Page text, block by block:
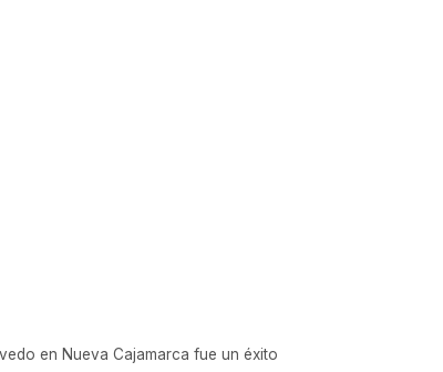
en Nueva Cajamarca fue un éxito